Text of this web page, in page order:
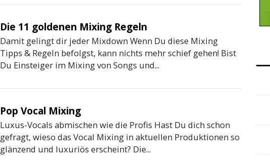
Die 11 goldenen Mixing Regeln
Damit gelingt dir jeder Mixdown Wenn Du diese Mixing
Tipps & Regeln befolgst, kann nichts mehr schief gehen! Bist
Du Einsteiger im Mixing von Songs und...
Pop Vocal Mixing
Luxus-Vocals abmischen wie die Profis Hast Du dich schon
gefragt, wieso das Vocal Mixing in aktuellen Produktionen so
glänzend und luxuriös erscheint? Die...